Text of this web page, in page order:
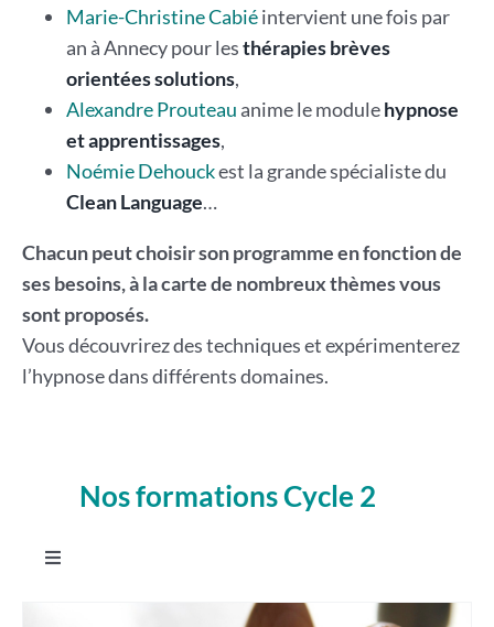
Marie-Christine Cabiéintervient une fois par
an à Annecy pour lesthérapies brèves
orientées solutions,
Alexandre Prouteau anime le modulehypnose
et apprentissages,
Noémie Dehouckest la grande spécialiste du
Clean Language…
Chacun peut choisir son programme en fonction de
ses besoins, à la carte de nombreux thèmes vous
sont proposés.
Vous découvrirez des techniques et expérimenterez
l’hypnose dans différents domaines.
Nos formations Cycle 2
Toggle
Intégrer Les constellations systémiques familiales en